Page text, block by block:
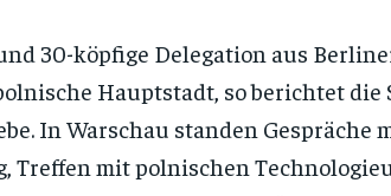
30-köpfige Delegation aus
Hauptstadt, so berichtet
In Warschau standen
Treffen mit polnischen